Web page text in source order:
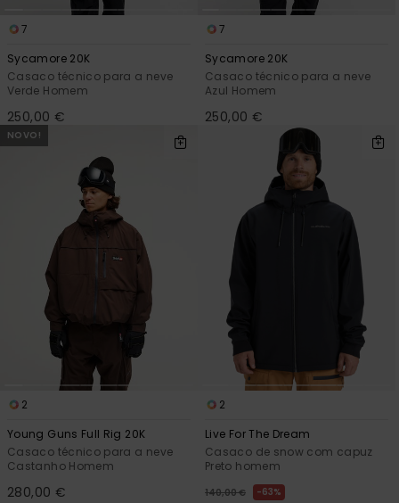
7
Sycamore 20K
Casaco técnico para a neve
Verde Homem
250,00 €
7
Sycamore 20K
Casaco técnico para a neve
Azul Homem
250,00 €
NOVO!
2
Young Guns Full Rig 20K
Casaco técnico para a neve
Castanho Homem
280,00 €
2
Live For The Dream
Casaco de snow com capuz
Preto homem
140,00 € 63%